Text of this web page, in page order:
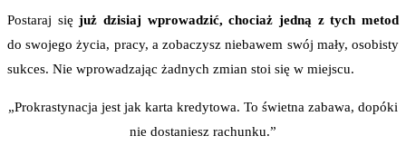
Postaraj sięjuż dzisiaj wprowadzić, chociaż jedną z tych metod
do swojego życia, pracy, a zobaczysz niebawem swój mały, osobisty
sukces. Nie wprowadzając żadnych zmian stoi się w miejscu.
„Prokrastynacja jest jak karta kredytowa. To świetna zabawa, dopóki
nie dostaniesz rachunku.”